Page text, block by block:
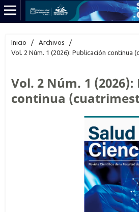
Inicio / Archivos
/
Vol. 2 Núm. 1 (2026): Publicación continua
Vol. 2 Núm. 1
continua